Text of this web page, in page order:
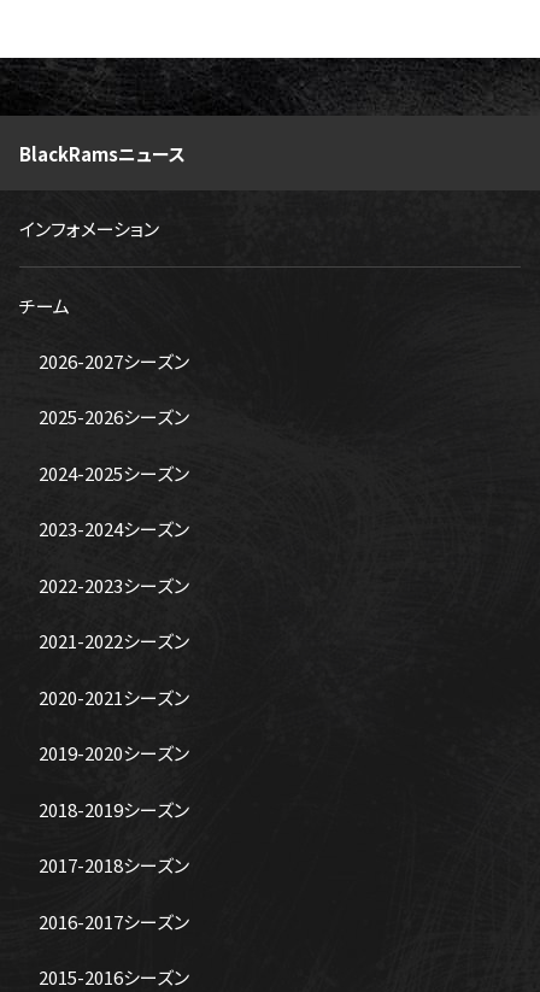
BlackRamsニュース
インフォメーション
チーム
2026-2027シーズン
2025-2026シーズン
2024-2025シーズン
2023-2024シーズン
2022-2023シーズン
2021-2022シーズン
2020-2021シーズン
2019-2020シーズン
2018-2019シーズン
2017-2018シーズン
2016-2017シーズン
2015-2016シーズン